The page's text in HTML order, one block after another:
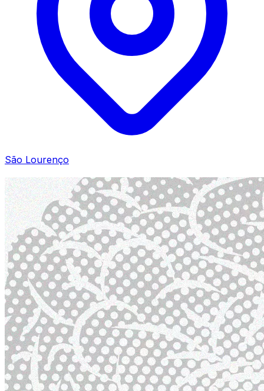
São Lourenço